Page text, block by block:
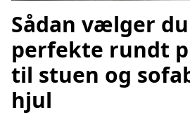
Sådan vælger
perfekte rundt
til stuen og
hjul